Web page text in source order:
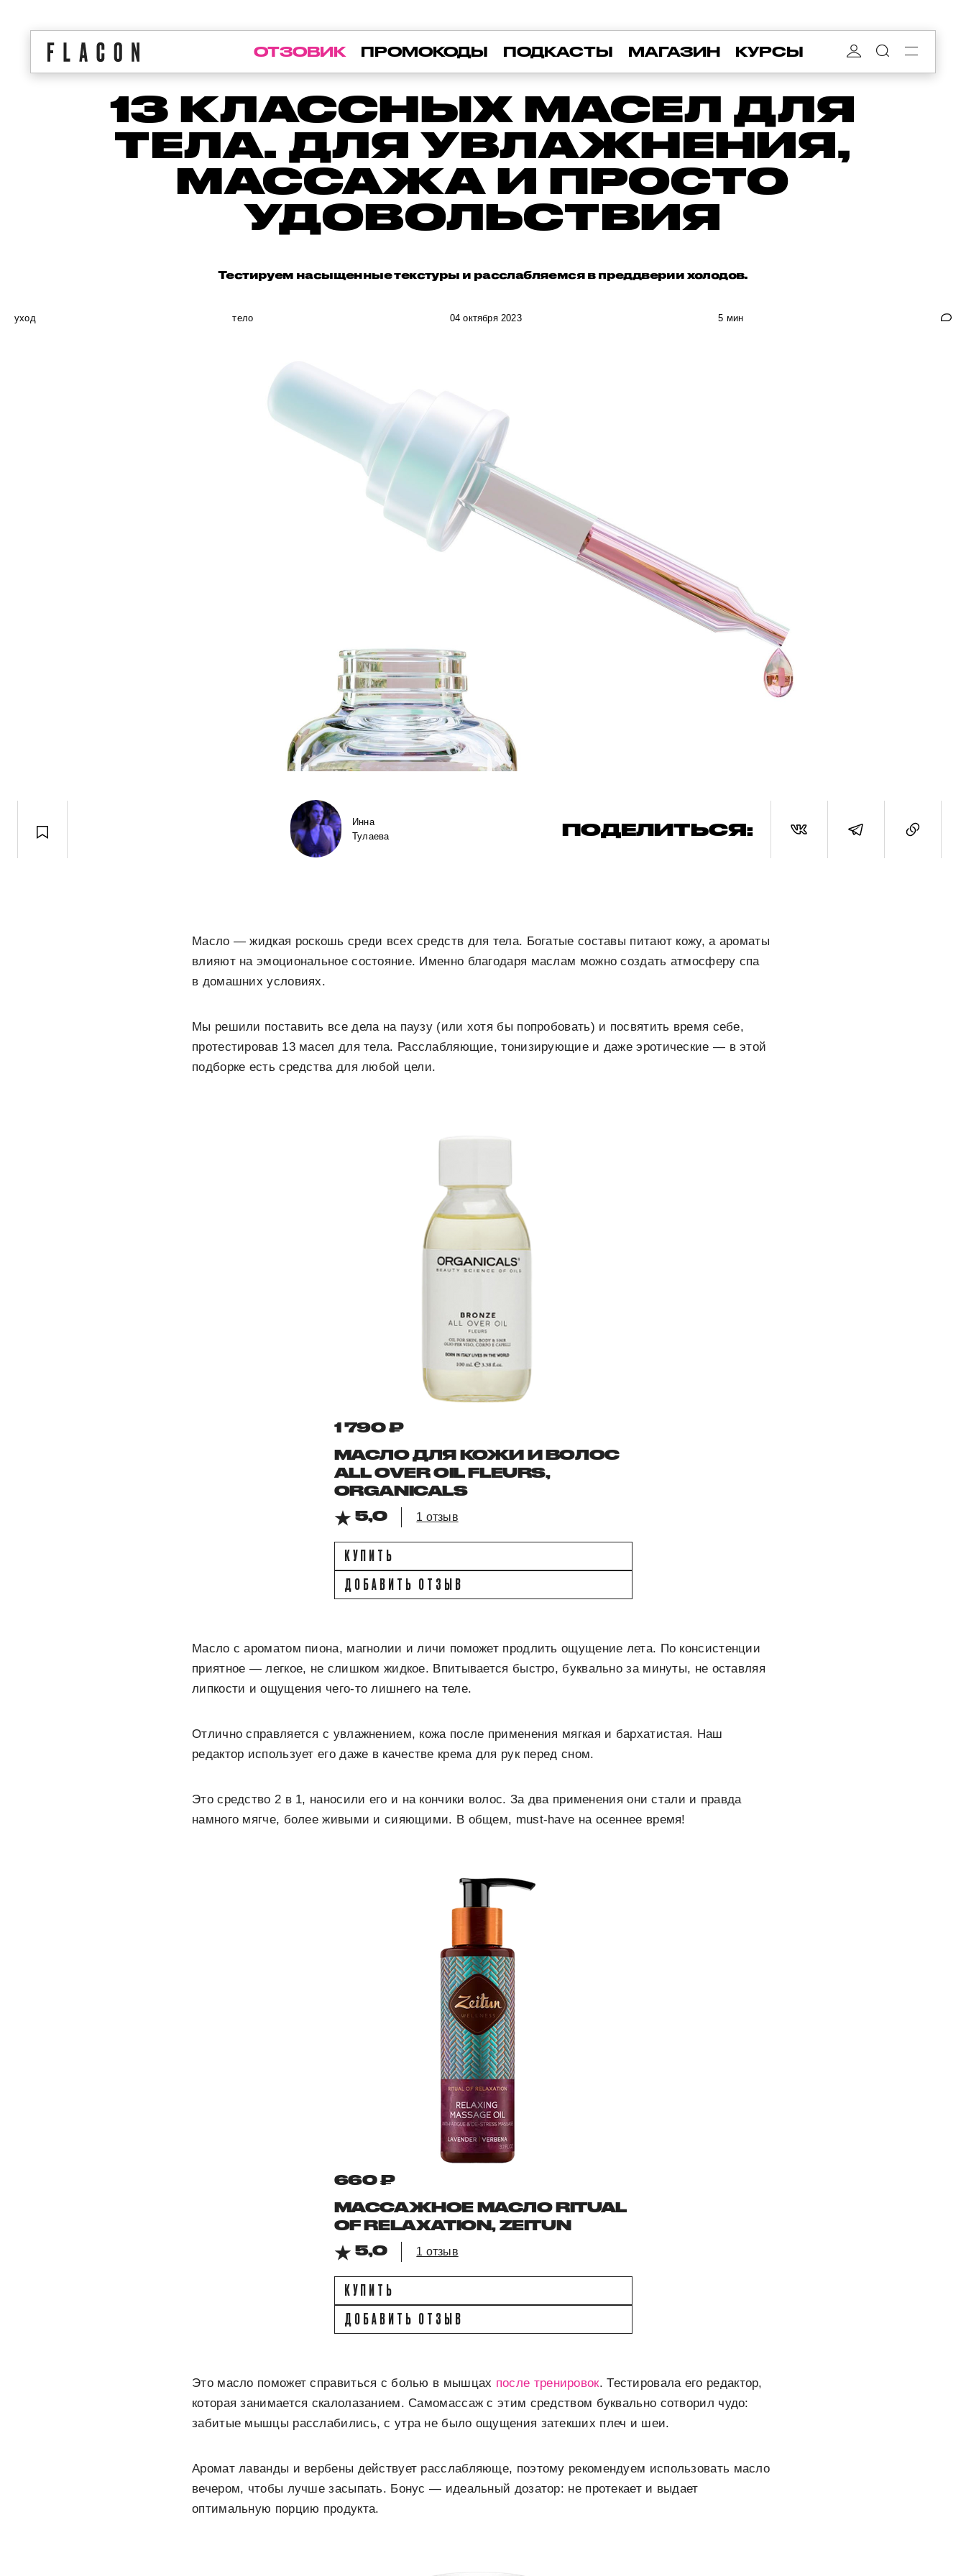
ОТЗОВИК ПРОМОКОДЫ ПОДКАСТЫ МАГАЗИН КУРСЫ
13 КЛАССНЫХ МАСЕЛ ДЛЯ
ТЕЛА. ДЛЯ УВЛАЖНЕНИЯ,
МАССАЖА И ПРОСТО
УДОВОЛЬСТВИЯ
Тестируем насыщенные текстуры и расслабляемся в преддверии холодов.
уход тело 04 октября 2023 5 мин
Инна
Тулаева
ПОДЕЛИТЬСЯ:
Масло — жидкая роскошь среди всех средств для тела. Богатые составы питают кожу, а ароматы
влияют на эмоциональное состояние. Именно благодаря маслам можно создать атмосферу спа
в домашних условиях.
Мы решили поставить все дела на паузу (или хотя бы попробовать) и посвятить время себе,
протестировав 13 масел для тела. Расслабляющие, тонизирующие и даже эротические — в этой
подборке есть средства для любой цели.
1 790 ₽
МАСЛО ДЛЯ КОЖИ И ВОЛОС
ALL OVER OIL FLEURS,
ORGANICALS
5,0
1 отзыв
КУПИТЬ
ДОБАВИТЬ ОТЗЫВ
Масло с ароматом пиона, магнолии и личи поможет продлить ощущение лета. По консистенции
приятное — легкое, не слишком жидкое. Впитывается быстро, буквально за минуты, не оставляя
липкости и ощущения чего-то лишнего на теле.
Отлично справляется с увлажнением, кожа после применения мягкая и бархатистая. Наш
редактор использует его даже в качестве крема для рук перед сном.
Это средство 2 в 1, наносили его и на кончики волос. За два применения они стали и правда
намного мягче, более живыми и сияющими. В общем, must-have на осеннее время!
660 ₽
МАССАЖНОЕ МАСЛО RITUAL
OF RELAXATION, ZEITUN
5,0
1 отзыв
КУПИТЬ
ДОБАВИТЬ ОТЗЫВ
Это масло поможет справиться с болью в мышцах после тренировок. Тестировала его редактор,
которая занимается скалолазанием. Самомассаж с этим средством буквально сотворил чудо:
забитые мышцы расслабились, с утра не было ощущения затекших плеч и шеи.
Аромат лаванды и вербены действует расслабляюще, поэтому рекомендуем использовать масло
вечером, чтобы лучше засыпать. Бонус — идеальный дозатор: не протекает и выдает
оптимальную порцию продукта.